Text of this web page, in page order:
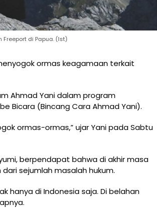
di Papua. (Ist)
ormas keagamaan terkait
Ahmad Yani dalam program
Bicara (Bincang Cara Ahmad Yani).
ormas-ormas,” ujar Yani pada Sabtu
berpendapat bahwa di akhir masa
sejumlah masalah hukum.
hanya di Indonesia saja. Di belahan